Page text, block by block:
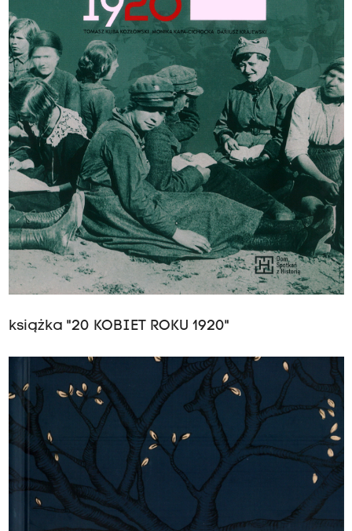
książka "20 KOBIET ROKU 1920"